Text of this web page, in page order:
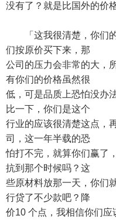
没有了？就是比国外的价
「这我很清楚，你们的
们按原价买下来，那
公司的压力会非常的大，
有你们的价格虽然很
低，可是品质上恐怕没办
比一下，你们是这个
行业的应该很清楚这点，
司，这一年半载的恐
怕打不完，就算你们赢了
抗到那个时候吗？这
些原材料放那一天，你们
行贷了不少款吧？降
价10 个点，我相信你们应